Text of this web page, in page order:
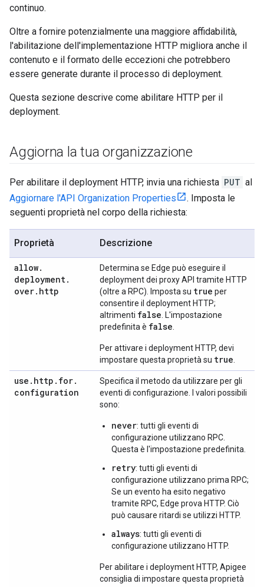
continuo.
Oltre a fornire potenzialmente una maggiore affidabilità,
l'abilitazione dell'implementazione HTTP migliora anche il
contenuto e il formato delle eccezioni che potrebbero
essere generate durante il processo di deployment.
Questa sezione descrive come abilitare HTTP per il
deployment.
Aggiorna la tua organizzazione
Per abilitare il deployment HTTP, invia una richiesta PUT al
Aggiornare l'API Organization Properties
. Imposta le
seguenti proprietà nel corpo della richiesta:
Proprietà Descrizione
allow.
deployment.
over. http
Determina se Edge può eseguire il
deployment dei proxy API tramite HTTP
(oltre a RPC). Imposta su true per
consentire il deployment HTTP;
altrimenti false . L'impostazione
predefinita è false
Per attivare i deployment HTTP, devi
impostare questa proprietà su true
use . http . for.
configuration
Specifica il metodo da utilizzare per gli
eventi di configurazione. I valori possibili
sono:
never: tutti gli eventi di
configurazione utilizzano RPC.
Questa è l'impostazione predefinita.
retry: tutti gli eventi di
configurazione utilizzano prima RPC;
Se un evento ha esito negativo
tramite RPC, Edge prova HTTP. Ciò
può causare ritardi se utilizzi HTTP.
always: tutti gli eventi di
configurazione utilizzano HTTP.
Per abilitare i deployment HTTP, Apigee
consiglia di impostare questa proprietà